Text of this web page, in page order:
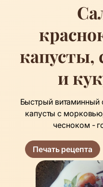
капусты,
и
Быстрый витаминный
капусты с
чесноком -
Печать рецепта